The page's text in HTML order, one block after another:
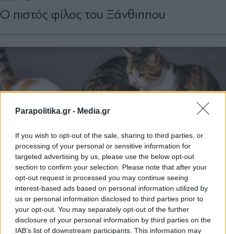
Parapolitika.gr - Media.gr
If you wish to opt-out of the sale, sharing to third parties, or
processing of your personal or sensitive information for
targeted advertising by us, please use the below opt-out
section to confirm your selection. Please note that after your
opt-out request is processed you may continue seeing
interest-based ads based on personal information utilized by
us or personal information disclosed to third parties prior to
your opt-out. You may separately opt-out of the further
disclosure of your personal information by third parties on the
IAB’s list of downstream participants. This information may
Ο πιστός φίλος του Ξάνθιππου
ANIMALL 16.06.2026 13:47
ΕΛΙΝΑ ΙΑΤΡΙΔΟΥ
Οι γάτες "κατακτούν" τον πλανήτη: